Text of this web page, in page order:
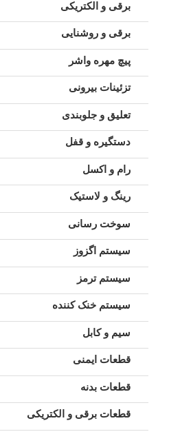
برقی و الکتریکی
برقی و روشنایی
پیچ مهره واشر
تزئینات بیرونی
تعلیق و جلوبندی
دستگیره و قفل
رام و اکسل
رینگ و لاستیک
سوخت رسانی
سیستم اگزوز
سیستم ترمز
سیستم خنک کننده
سیم و کابل
قطعات ایمنی
قطعات بدنه
قطعات برقی و الکتریکی